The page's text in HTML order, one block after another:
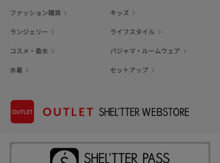
ファッション雑貨 キッズ
ランジェリー ライフスタイル
コスメ・香水 パジャマ・ルームウェア
水着 セットアップ